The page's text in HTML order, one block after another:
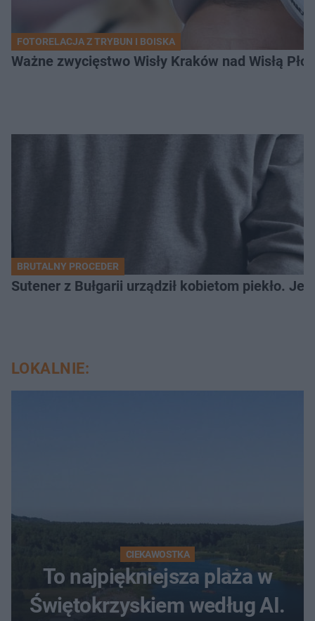
FOTORELACJA Z TRYBUN I BOISKA
Ważne zwycięstwo Wisły Kraków nad Wisłą
BRUTALNY PROCEDER
Sutener z Bułgarii urządził kobietom piekło.
LOKALNIE:
CIEKAWOSTKA
To najpiękniejsza plaża w
Świętokrzyskiem według AI.